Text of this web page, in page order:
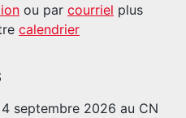
ou par courriel plus
calendrier
septembre 2026 au CN